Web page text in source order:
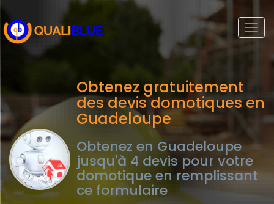
Obtenez gratuitement
des devis domotiques en
Guadeloupe
Obtenez en Guadeloupe
jusqu'à 4 devis pour votre
domotique en remplissant
ce formulaire